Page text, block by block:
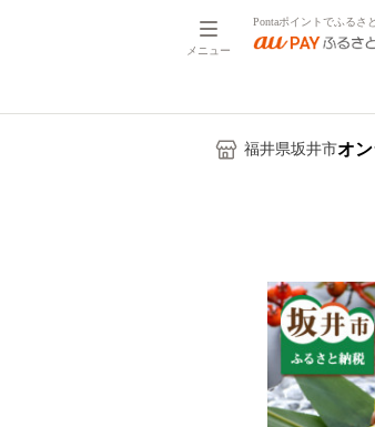
メニュー
Pontaポイントでふるさ
福井県坂井市オ